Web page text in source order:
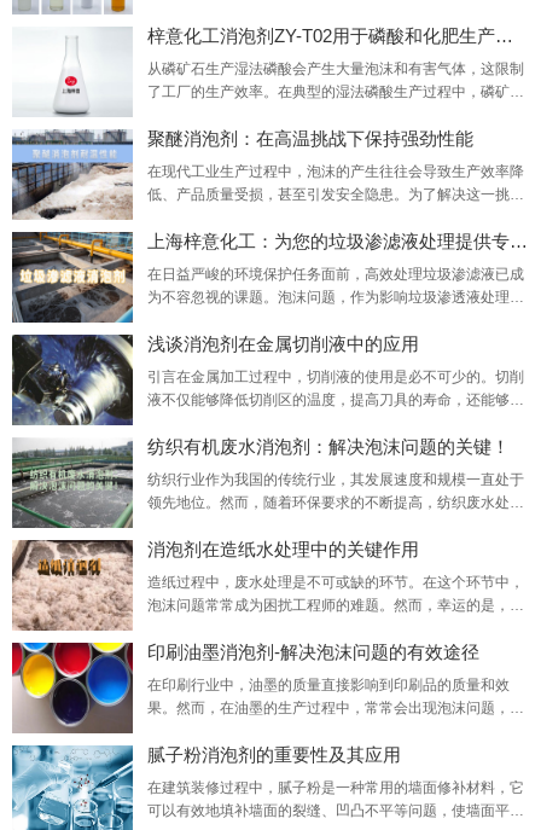
外观更新是我们对品质承诺的最新体现。新的外观设计旨在
更好地展示我们的产品特性，同时也更加环保、美观。我们
的设计团队经过深思熟虑和精心设计，以确保新的包装不仅
能够吸引您的眼球，更能反映出我们对产品质量和客户
梓意化工消泡剂ZY-T02用于磷酸和化肥生产的消
从磷矿石生产湿法磷酸会产生大量泡沫和有害气体，这限制
了工厂的生产效率。在典型的湿法磷酸生产过程中，磷矿石
转化为磷酸（P2O5）和硫酸钙（石膏）外，由于矿石中的
杂质，还会有许多副反应，这些副反应会导致反应器中产生
泡沫和气体。梓意化工消泡剂ZY-T02通过降低气泡表面的表
面张力，最大限度地去除这些气体及其对磷酸盐生产过程的
不良影响。
聚醚消泡剂：在高温挑战下保持强劲性能
在现代工业生产过程中，泡沫的产生往往会导致生产效率降
低、产品质量受损，甚至引发安全隐患。为了解决这一挑
日，我们重点关注这些消泡剂在耐高温方面的表现。众所周
知，一些工业过程如化工和石油提炼等，需要在高温条件下
进行。在这些环境中，泡沫问题尤为突出，因此需要特殊的
解决方案。聚醚消泡剂正是在这样的需求背景下研发而成，
上海梓意化工：为您的垃圾渗滤液处理提供专业
在日益严峻的环境保护任务面前，高效处理垃圾渗滤液已成
为不容忽视的课题。泡沫问题，作为影响垃圾渗透液处理效
对——这正是上海梓意化工有限公司致力于解决的问题。凭
借多年在消泡剂领域的深入研究和技术积累，上海梓意化工
有限公司推出了一系列高效、环保的垃圾渗滤液消泡剂。我
们的消泡剂产品不仅能够迅速消除泡沫，防止泡沫过多
浅谈消泡剂在金属切削液中的应用
引言在金属加工过程中，切削液的使用是必不可少的。切削
液不仅能够降低切削区的温度，提高刀具的寿命，还能够起
往会产生大量的泡沫，这不仅会影响切削液的性能，还会对
生产环境造成污染。因此，消泡剂的应用在金属切削液中显
得尤为重要。一、消泡剂的作用消泡剂是一种能够消除液体
表面泡沫的物质，其主要作用是破坏液体表面的张力，
纺织有机废水消泡剂：解决泡沫问题的关键！
纺织行业作为我国的传统行业，其发展速度和规模一直处于
领先地位。然而，随着环保要求的不断提高，纺织废水处理
中的一大难题。为了解决这一问题，纺织有机废水消泡剂成
为瓦解泡沫危机的关键武器。一、泡沫问题的危害在纺织有
机废水处理过程中，由于废水中含有大量的表面活性剂、油
脂等物质，这些物质在搅拌、曝气等过程中容易产生大
消泡剂在造纸水处理中的关键作用
造纸过程中，废水处理是不可或缺的环节。在这个环节中，
泡沫问题常常成为困扰工程师的难题。然而，幸运的是，消
在造纸水处理中发挥着关键的作用。特别是在纸浆制备、漂
白等环节，由于浆内气体含量过高，往往会出现大量泡沫。
这些泡沫不仅会影响生产过程的稳定性，还会导致断纸、白
水液位波动以及泵频率波动等问题。而消泡剂则能够迅
印刷油墨消泡剂-解决泡沫问题的有效途径
在印刷行业中，油墨的质量直接影响到印刷品的质量和效
果。然而，在油墨的生产过程中，常常会出现泡沫问题，这
多问题。为了解决这一问题，印刷厂商通常会使用一种名为
印刷油墨消泡剂的化学助剂。本文将详细介绍印刷油墨消泡
剂的应用和特点优势。印刷油墨消泡剂是一种专门用于消除
油墨中泡沫的化学添加剂。它的主要作用是破坏油墨中的
腻子粉消泡剂的重要性及其应用
在建筑装修过程中，腻子粉是一种常用的墙面修补材料，它
可以有效地填补墙面的裂缝、凹凸不平等问题，使墙面平整